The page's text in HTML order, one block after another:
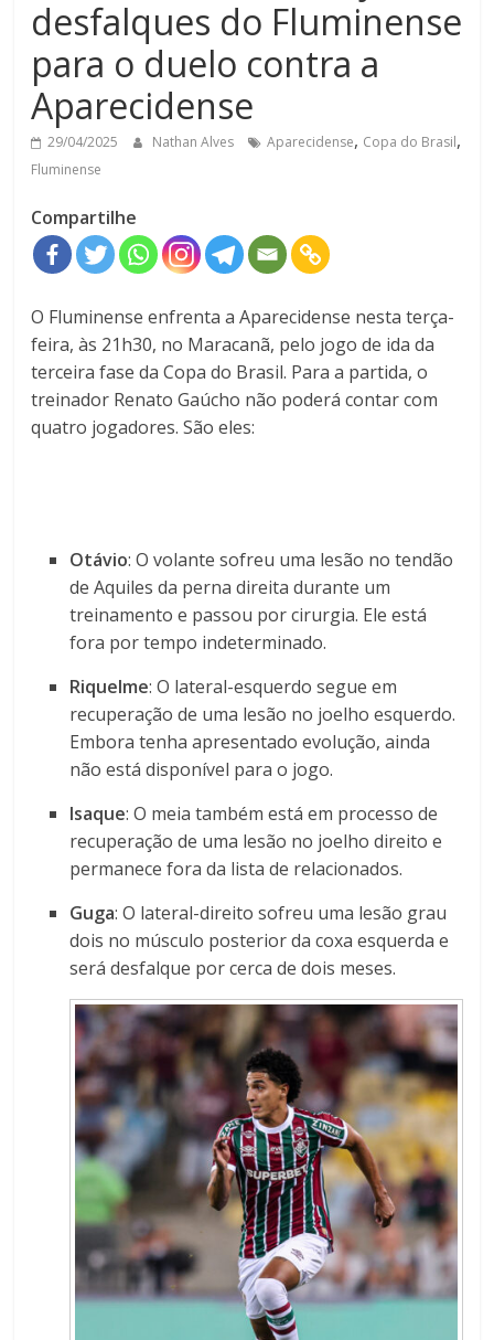
desfalques do Fluminense
para o duelo contra a
Aparecidense
29/04/2025 Nathan Alves Aparecidense, Copa do Brasil,
Fluminense
Compartilhe
O Fluminense enfrenta a Aparecidense nesta terça-
feira, às 21h30, no Maracanã, pelo jogo de ida da
terceira fase da Copa do Brasil. Para a partida, o
treinador Renato Gaúcho não poderá contar com
quatro jogadores. São eles:
Otávio:O volante sofreu uma lesão no tendão
de Aquiles da perna direita durante um
treinamento e passou por cirurgia. Ele está
fora por tempo indeterminado.
Riquelme:O lateral-esquerdo segue em
recuperação de uma lesão no joelho esquerdo.
Embora tenha apresentado evolução, ainda
não está disponível para o jogo.
Isaque:O meia também está em processo de
recuperação de uma lesão no joelho direito e
permanece fora da lista de relacionados.
Guga:O lateral-direito sofreu uma lesão grau
dois no músculo posterior da coxa esquerda e
será desfalque por cerca de dois meses.